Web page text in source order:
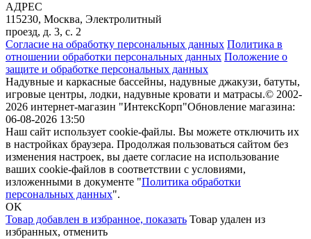
АДРЕС
115230, Москва, Электролитный
проезд, д. 3, с. 2
Согласие на обработку персональных данных Политика в
отношении обработки персональных данных Положение о
защите и обработке персональных данных
Надувные и каркасные бассейны, надувные джакузи, батуты,
игровые центры, лодки, надувные кровати и матрасы.© 2002-
2026 интернет-магазин "ИнтексКорп"Обновление магазина:
06-08-2026 13:50
Наш сайт использует cookie-файлы. Вы можете отключить их
в настройках браузера. Продолжая пользоваться сайтом без
изменения настроек, вы даете согласие на использование
ваших cookie-файлов в соответствии с условиями,
изложенными в документе "Политика обработки
персональных данных".
OK
Товар добавлен в избранное, показать Товар удален из
избранных, отменить